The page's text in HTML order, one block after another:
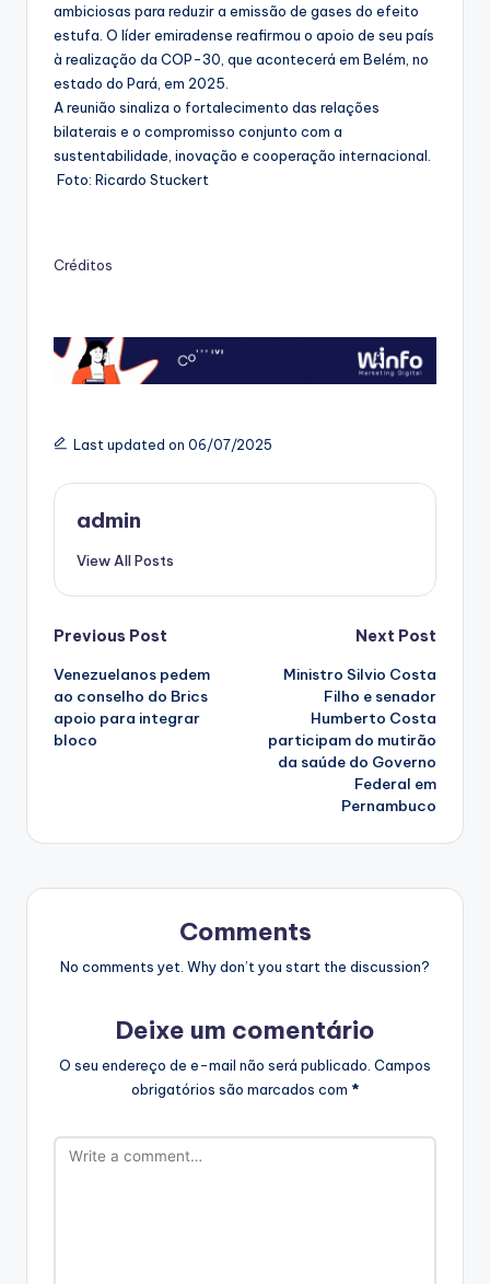
ambiciosas para reduzir a emissão de gases do efeito
estufa. O líder emiradense reafirmou o apoio de seu país
à realização da COP-30, que acontecerá em Belém, no
estado do Pará, em 2025.
A reunião sinaliza o fortalecimento das relações
bilaterais e o compromisso conjunto com a
sustentabilidade, inovação e cooperação internacional.
Foto: Ricardo Stuckert
Créditos
Last updated on 06/07/2025
admin
View All Posts
Post
navigation
Previous Post
Venezuelanos pedem
ao conselho do Brics
apoio para integrar
bloco
Next Post
Ministro Silvio Costa
Filho e senador
Humberto Costa
participam do mutirão
da saúde do Governo
Federal em
Pernambuco
Comments
No comments yet. Why don’t you start the discussion?
Deixe um comentário
O seu endereço de e-mail não será publicado. Campos
obrigatórios são marcados com *